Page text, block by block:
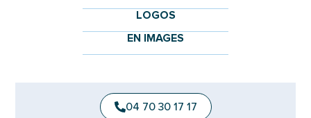
LOGOS
EN IMAGES
04 70 30 17 17